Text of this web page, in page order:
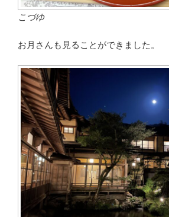
こづゆ
お月さんも見ることができました。